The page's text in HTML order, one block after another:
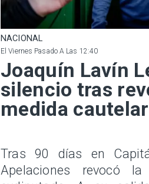
NACIONAL
El Viernes Pasado A Las 12:40
Joaquín Lavín
silencio tras
medida cautelar
Tras 90 días en
Apelaciones revocó